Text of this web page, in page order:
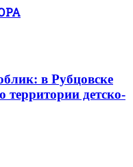
в Рубцовске
детско-